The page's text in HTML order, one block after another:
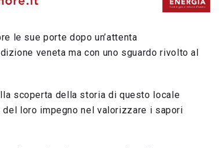
le sue porte dopo un’attenta
veneta ma con uno sguardo rivolto al
scoperta della storia di questo locale
loro impegno nel valorizzare i sapori